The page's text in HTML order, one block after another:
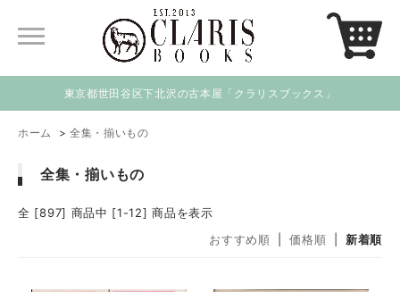
東京都世田谷区下北沢の古本屋「クラリスブックス」
ホーム > 全集・揃いもの
全集・揃いもの
全 [897] 商品中 [1-12] 商品を表示
おすすめ順
価格順 新着順